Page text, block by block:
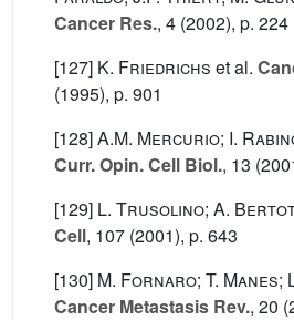
Cancer Res., 4 (2002), p. 224
[127] K. Friedrichs et al.
(1995), p. 901
[128]A.M. Mercurio; I.
Curr. Opin. Cell Biol., 13
[129] L. Trusolino; A.
Cell, 107 (2001), p. 643
[130] M. Fornaro; T. Manes;
Cancer Metastasis Rev., 20